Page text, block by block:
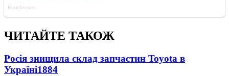
ЧИТАЙТЕ ТАКОЖ
Росія знищила склад запчастин Toyota в
Україні1884